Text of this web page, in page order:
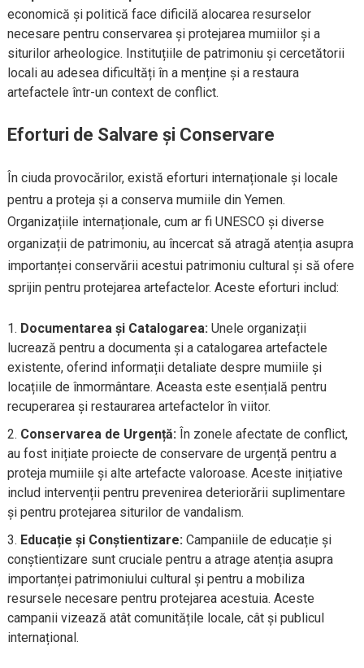
economică și politică face dificilă alocarea resurselor
necesare pentru conservarea și protejarea mumiilor și a
siturilor arheologice. Instituțiile de patrimoniu și cercetătorii
locali au adesea dificultăți în a menține și a restaura
artefactele într-un context de conflict.
Eforturi de Salvare și Conservare
În ciuda provocărilor, există eforturi internaționale și locale
pentru a proteja și a conserva mumiile din Yemen.
Organizațiile internaționale, cum ar fi UNESCO și diverse
organizații de patrimoniu, au încercat să atragă atenția asupra
importanței conservării acestui patrimoniu cultural și să ofere
sprijin pentru protejarea artefactelor. Aceste eforturi includ:
Documentarea și Catalogarea: Unele organizații
lucrează pentru a documenta și a catalogarea artefactele
existente, oferind informații detaliate despre mumiile și
locațiile de înmormântare. Aceasta este esențială pentru
recuperarea și restaurarea artefactelor în viitor.
Conservarea de Urgență: În zonele afectate de conflict,
au fost inițiate proiecte de conservare de urgență pentru a
proteja mumiile și alte artefacte valoroase. Aceste inițiative
includ intervenții pentru prevenirea deteriorării suplimentare
și pentru protejarea siturilor de vandalism.
Educație și Conștientizare: Campaniile de educație și
conștientizare sunt cruciale pentru a atrage atenția asupra
importanței patrimoniului cultural și pentru a mobiliza
resursele necesare pentru protejarea acestuia. Aceste
campanii vizează atât comunitățile locale, cât și publicul
internațional.